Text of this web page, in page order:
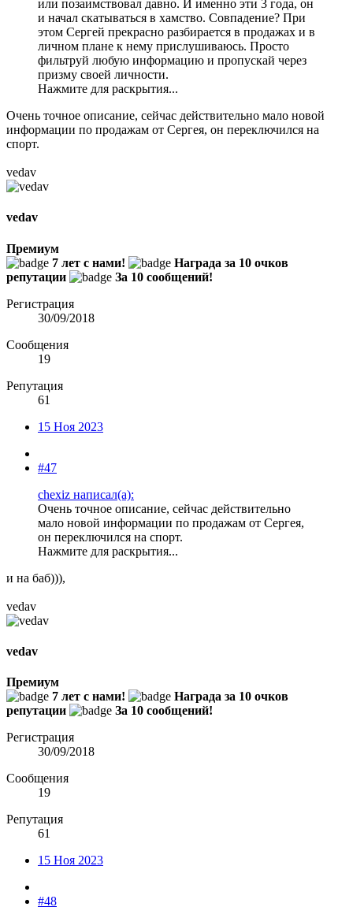
или позаимствовал давно. И именно эти 3 года, он
и начал скатываться в хамство. Совпадение? При
этом Сергей прекрасно разбирается в продажах и в
личном плане к нему прислушиваюсь. Просто
фильтруй любую информацию и пропускай через
призму своей личности.
Нажмите для раскрытия...
Очень точное описание, сейчас действительно мало новой
информации по продажам от Сергея, он переключился на
спорт.
vedav
vedav
Премиум
7 лет с нами!
Награда за 10 очков
репутации
За 10 сообщений!
Регистрация
30/09/2018
Сообщения
19
Репутация
61
15 Ноя 2023
#47
chexiz написал(а):
Очень точное описание, сейчас действительно
мало новой информации по продажам от Сергея,
он переключился на спорт.
Нажмите для раскрытия...
и на баб))),
vedav
vedav
Премиум
7 лет с нами!
Награда за 10 очков
репутации
За 10 сообщений!
Регистрация
30/09/2018
Сообщения
19
Репутация
61
15 Ноя 2023
#48